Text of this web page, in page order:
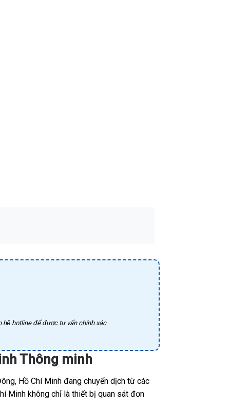
hệ hotline để được tư vấn chính xác
Thông minh
Hồ Chí Minh đang chuyển dịch từ các
Minh không chỉ là thiết bị quan sát đơn